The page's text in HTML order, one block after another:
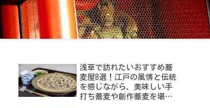
浅草で訪れたいおすすめ蕎
麦屋8選！江戸の風情と伝統
を感じながら、美味しい手
打ち蕎麦や創作蕎麦を堪能